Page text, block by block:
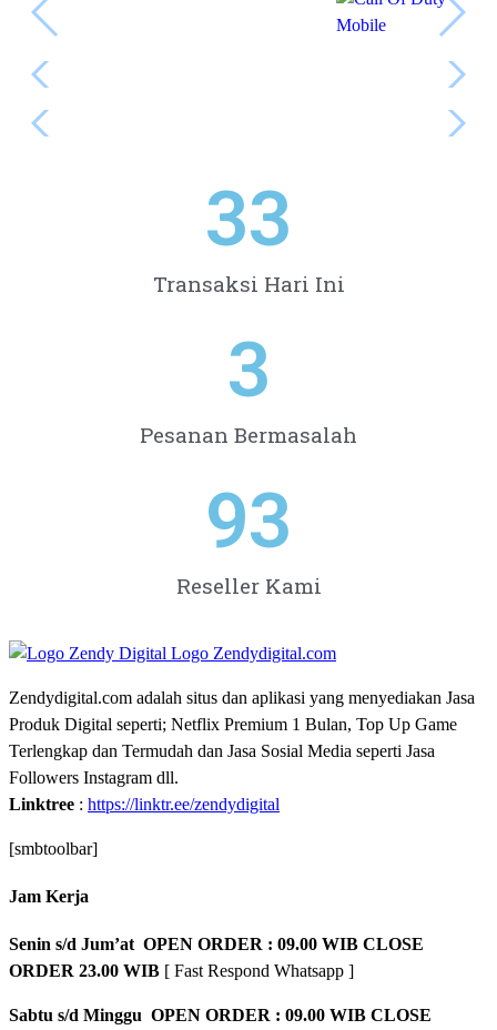
33
Transaksi Hari Ini
3
Pesanan Bermasalah
93
Reseller Kami
Zendydigital.com adalah situs dan aplikasi yang menyediakan Jasa
Produk Digital seperti; Netflix Premium 1 Bulan, Top Up Game
Terlengkap dan Termudah dan Jasa Sosial Media seperti Jasa
Followers Instagram dll.
Linktree : https://linktr.ee/zendydigital
[smbtoolbar]
Jam Kerja
Senin s/d Jum’at OPEN ORDER : 09.00 WIB CLOSE
ORDER 23.00 WIB [ Fast Respond Whatsapp ]
Sabtu s/d Minggu OPEN ORDER : 09.00 WIB CLOSE